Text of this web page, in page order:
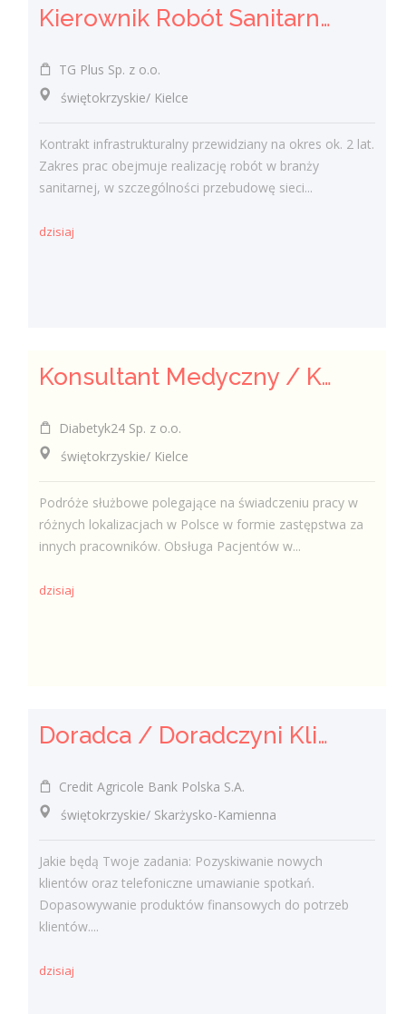
Kierownik Robót Sanitarnych
TG Plus Sp. z o.o.
świętokrzyskie/ Kielce
Kontrakt infrastrukturalny przewidziany na okres ok. 2 lat.
Zakres prac obejmuje realizację robót w branży
sanitarnej, w szczególności przebudowę sieci...
dzisiaj
Konsultant Medyczny / Konsultantka Medyczna w sklepie medycznym (Fizjoterapeuta, Technik farmaceutyczny, Technik ortopeda)
Diabetyk24 Sp. z o.o.
świętokrzyskie/ Kielce
Podróże służbowe polegające na świadczeniu pracy w
różnych lokalizacjach w Polsce w formie zastępstwa za
innych pracowników. Obsługa Pacjentów w...
dzisiaj
Doradca / Doradczyni Klienta
Credit Agricole Bank Polska S.A.
świętokrzyskie/ Skarżysko-Kamienna
Jakie będą Twoje zadania: Pozyskiwanie nowych
klientów oraz telefoniczne umawianie spotkań.
Dopasowywanie produktów finansowych do potrzeb
klientów....
dzisiaj